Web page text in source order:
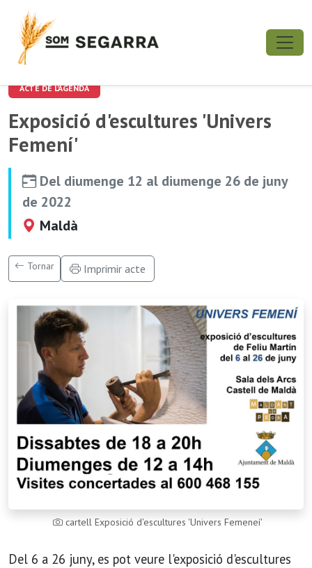
ACTE DE L'AGENDA
Exposició d'escultures 'Univers
Femení'
Del diumenge 12 al diumenge 26 de juny
de 2022
Maldà
Tornar Imprimir acte
cartell Exposició d'escultures 'Univers Femeneí'
Del 6 a 26 juny, es pot veure l'exposició d'escultures